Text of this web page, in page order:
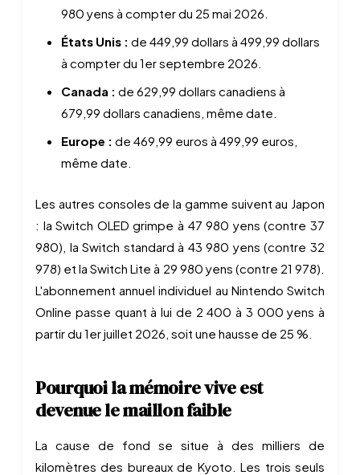
980 yens à compter du 25 mai 2026.
États Unis : de 449,99 dollars à 499,99 dollars
à compter du 1er septembre 2026.
Canada : de 629,99 dollars canadiens à
679,99 dollars canadiens, même date.
Europe : de 469,99 euros à 499,99 euros,
même date.
Les autres consoles de la gamme suivent au Japon
: la Switch OLED grimpe à 47 980 yens (contre 37
980), la Switch standard à 43 980 yens (contre 32
978) et la Switch Lite à 29 980 yens (contre 21 978).
L'abonnement annuel individuel au Nintendo Switch
Online passe quant à lui de 2 400 à 3 000 yens à
partir du 1er juillet 2026, soit une hausse de 25 %.
Pourquoi la mémoire vive est
devenue le maillon faible
La cause de fond se situe à des milliers de
kilomètres des bureaux de Kyoto. Les trois seuls